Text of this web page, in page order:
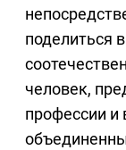
поделиться
человек,
профессии и